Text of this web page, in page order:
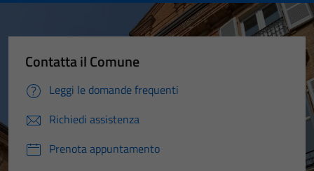
Contatta il Comune
Leggi le domande frequenti
Richiedi assistenza
Prenota appuntamento